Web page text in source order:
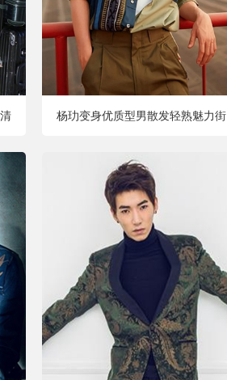
杨玏变身优质型男散发轻熟魅力街